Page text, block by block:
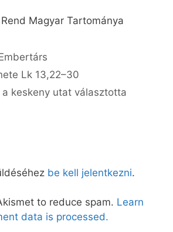
Magyar Tartománya
Lk 13,22–30
a keskeny utat választotta
be kell jelentkezni.
to reduce spam. Learn
data is processed.